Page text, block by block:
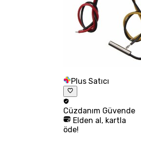
Plus Satıcı
Cüzdanım Güvende
Elden al, kartla
öde!